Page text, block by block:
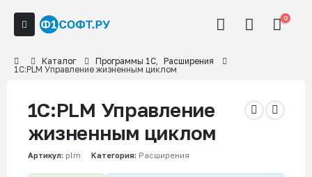
0
Каталог Программы 1С, Расширения
1С:PLM Управление жизненным циклом
1С:PLM Управление
жизненным циклом
Артикул: plm Категория: Расширения